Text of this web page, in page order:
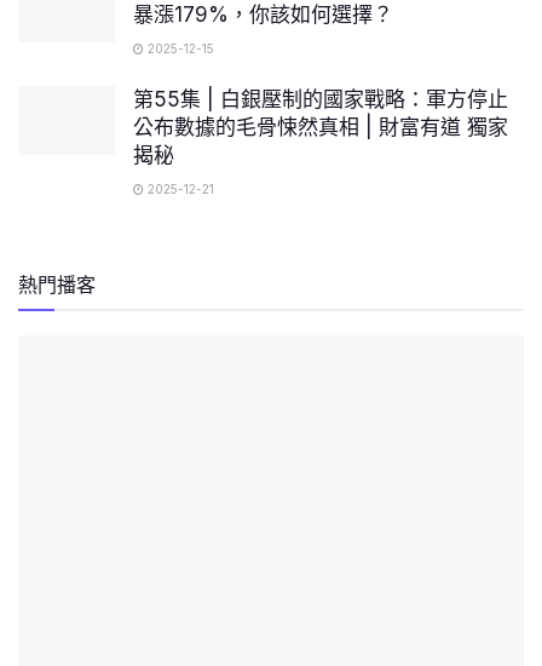
暴漲179%，你該如何選擇？
2025-12-15
第55集 | 白銀壓制的國家戰略：軍方停止
公布數據的毛骨悚然真相 | 財富有道 獨家
揭秘
2025-12-21
熱門播客